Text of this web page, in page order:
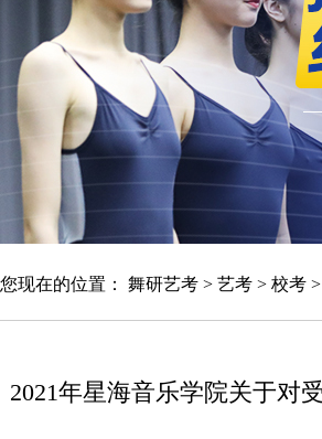
您现在的位置： 舞研艺考 > 艺考 > 校考 >
2021年星海音乐学院关于对